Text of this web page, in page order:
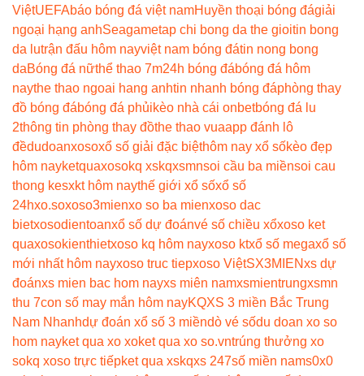
ViệtUEFAbáo bóng đá việt namHuyền thoại bóng đágiải
ngoại hạng anhSeagametap chi bong da the gioitin bong
da lutrận đấu hôm nayviệt nam bóng đátin nong bong
daBóng đá nữthể thao 7m24h bóng đábóng đá hôm
naythe thao ngoai hang anhtin nhanh bóng đáphòng thay
đồ bóng đábóng đá phủikèo nhà cái onbetbóng đá lu
2thông tin phòng thay đồthe thao vuaapp đánh lô
đềdudoanxosoxổ số giải đặc biệthôm nay xổ sốkèo đẹp
hôm nayketquaxosokq xskqxsmnsoi cầu ba miềnsoi cau
thong kesxkt hôm naythế giới xổ sốxổ số
24hxo.soxoso3mienxo so ba mienxoso dac
bietxosodientoanxổ số dự đoánvé số chiều xổxoso ket
quaxosokienthietxoso kq hôm nayxoso ktxổ số megaxổ số
mới nhất hôm nayxoso truc tiepxoso ViệtSX3MIENxs dự
đoánxs mien bac hom nayxs miên namxsmientrungxsmn
thu 7con số may mắn hôm nayKQXS 3 miền Bắc Trung
Nam Nhanhdự đoán xổ số 3 miềndò vé sốdu doan xo so
hom nayket qua xo xoket qua xo so.vntrúng thưởng xo
sokq xoso trực tiếpket qua xskqxs 247số miền nams0x0